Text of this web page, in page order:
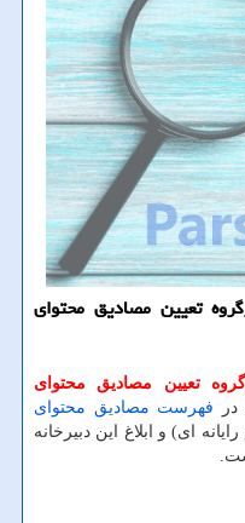
تعیین مصادیق محتوای
تعیین مصادیق محتوای
در فهرست مصادیق محتوای
جرایم رایانه ای) و ابلاغ این دبیرخانه